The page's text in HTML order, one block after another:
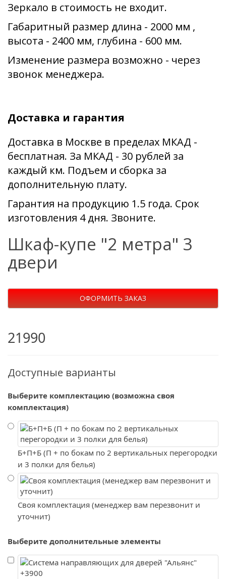
Зеркало в стоимость не входит.
Габаритный размер длина - 2000 мм ,
высота - 2400 мм, глубина - 600 мм.
Изменение размера возможно - через
звонок менеджера.
Доставка и гарантия
Доставка в Москве в пределах МКАД -
бесплатная. За МКАД - 30 рублей за
каждый км. Подъем и сборка за
дополнительную плату.
Гарантия на продукцию 1.5 года. Срок
изготовления 4 дня. Звоните.
Шкаф-купе "2 метра" 3
двери
ОФОРМИТЬ ЗАКАЗ
21990
Доступные варианты
Выберите комплектацию (возможна своя
комплектация)
Б+П+Б (П + по бокам по 2 вертикальных перегородки
и 3 полки для белья)
Своя комплектация (менеджер вам перезвонит и
уточнит)
Выберите дополнительные элементы